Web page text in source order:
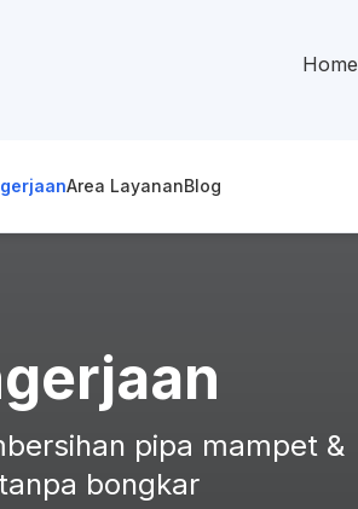
Home
Area LayananBlog
pipa mampet &
bongkar